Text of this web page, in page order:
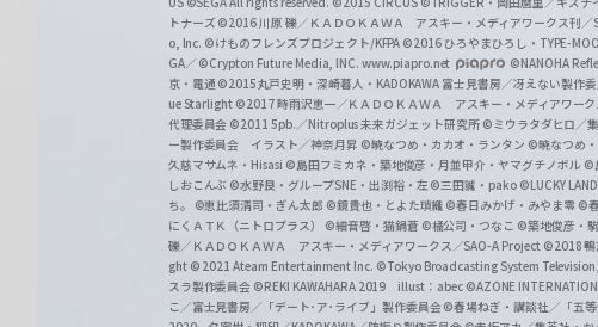
トナーズ©2016 川原 礫／ＫＡＤＯＫＡＷＡ アスキー・メディアワークス刊／
o, Inc. ©けものフレンズプロジェクト/KFPA ©2016 ひろやまひろし・TYPE-
GA／ ©Crypton Future Media, INC. www.piapro.net
©NANOHA
京・電通 ©2015丸戸史明・深崎暮人・KADOKAWA 富士見書房／冴えない製作
ue Starlight ©2017 時雨沢恵一／ＫＡＤＯＫＡＷＡ アスキー・メディアワー
代理委員会 ©2011 5pb.／Nitroplus 未来ガジェット研究所 ©ミウラタダヒロ／
ー製作委員会 イラスト／神奈月昇 ©暁なつめ・カカオ・ランタン ©暁なつめ
久慈マサムネ・Hisasi ©島田フミカネ・築地俊彦・月並甲介・ヤマグチノボル ©
しおこんぶ ©水野良・グループSNE・出渕裕・左 ©三田誠・pako ©LUCKY
ち。
©恵比須清司・ぎん太郎 ©鏡貴也・とよた瑣織 ©春日みかげ・みやま零 ©
にくＡＴＫ（ニトロプラス） ©細音啓・猫鍋蒼 ©橘公司・つなこ ©築地俊彦・
礫／ＫＡＤＯＫＡＷＡ アスキー・メディアワークス／SAO-A Project ©2018 鴨
ght © 2021 Ateam Entertainment Inc. ©Tokyo Broadcasting System
スラ製作委員会 ©REKI KAWAHARA 2019 illust：abec ©AZONE
こ／富士見書房／「デート･ア･ライブ」製作委員会©春場ねぎ・講談社／「五